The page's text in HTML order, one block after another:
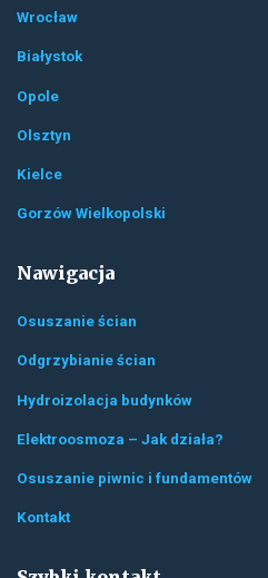
Wrocław
Białystok
Opole
Olsztyn
Kielce
Gorzów Wielkopolski
Nawigacja
Osuszanie ścian
Odgrzybianie ścian
Hydroizolacja budynków
Elektroosmoza – Jak działa?
Osuszanie piwnic i fundamentów
Kontakt